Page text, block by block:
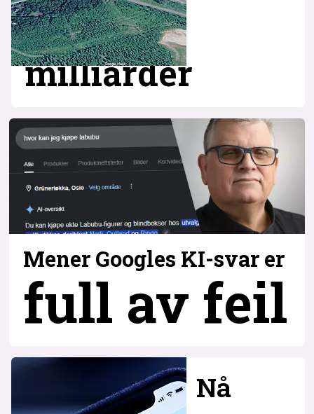
milliarder
Mener Googles KI-svar er
full av feil
Nå